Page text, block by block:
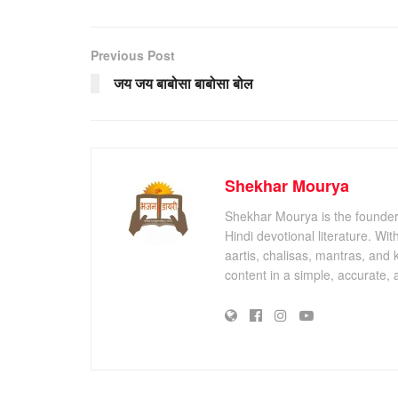
Previous Post
जय जय बाबोसा बाबोसा बोल
Shekhar Mourya
Shekhar Mourya is the
Hindi devotional literature.
aartis, chalisas, mantras, and
content in a simple, accurate,